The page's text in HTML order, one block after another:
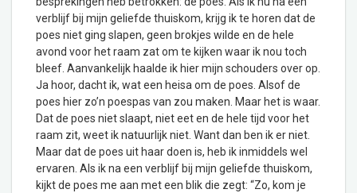
verblijf bij mijn geliefde thuiskom, krijg ik te horen dat de
poes niet ging slapen, geen brokjes wilde en de hele
avond voor het raam zat om te kijken waar ik nou toch
bleef. Aanvankelijk haalde ik hier mijn schouders over op.
Ja hoor, dacht ik, wat een heisa om de poes. Alsof de
poes hier zo’n poespas van zou maken. Maar het is waar.
Dat de poes niet slaapt, niet eet en de hele tijd voor het
raam zit, weet ik natuurlijk niet. Want dan ben ik er niet.
Maar dat de poes uit haar doen is, heb ik inmiddels wel
ervaren. Als ik na een verblijf bij mijn geliefde thuiskom,
kijkt de poes me aan met een blik die zegt: “Zo, kom je